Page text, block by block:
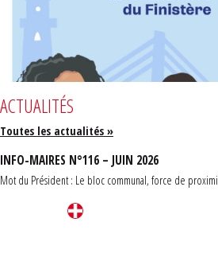
ACTUALITÉS
Toutes les actualités »
INFO-MAIRES N°116 – JUIN 2026
Mot du Président : Le bloc communal, force de